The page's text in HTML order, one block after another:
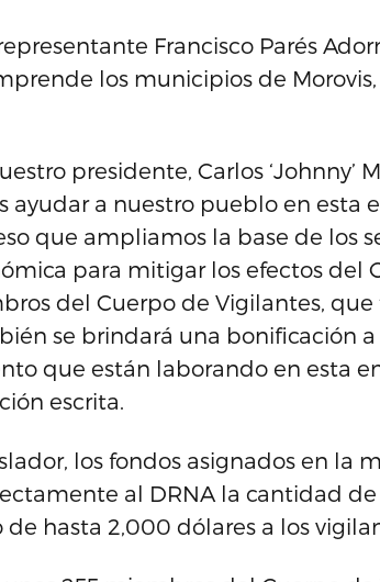
Francisco Parés
los municipios de
presidente, Carlos ‘Johnny’
ayudar a nuestro pueblo en esta
que ampliamos la base de los
para mitigar los efectos del
del Cuerpo de Vigilantes,
se brindará una bonificación
que están laborando en esta
escrita.
los fondos asignados en la
al DRNA la cantidad
hasta 2,000 dólares a los